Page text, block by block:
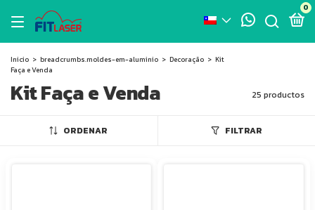
0
Inicio > breadcrumbs.moldes-em-aluminio > Decoração > Kit
Faça e Venda
Kit Faça e Venda 25 productos
ORDENAR FILTRAR